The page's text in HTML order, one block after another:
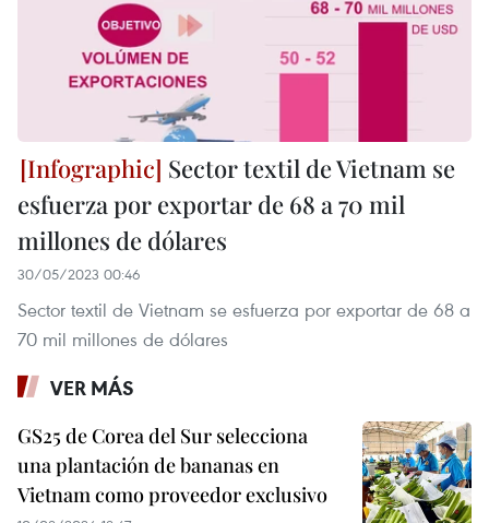
Sector textil de Vietnam se
esfuerza por exportar de 68 a 70 mil
millones de dólares
30/05/2023 00:46
Sector textil de Vietnam se esfuerza por exportar de 68 a
70 mil millones de dólares
VER MÁS
GS25 de Corea del Sur selecciona
una plantación de bananas en
Vietnam como proveedor exclusivo